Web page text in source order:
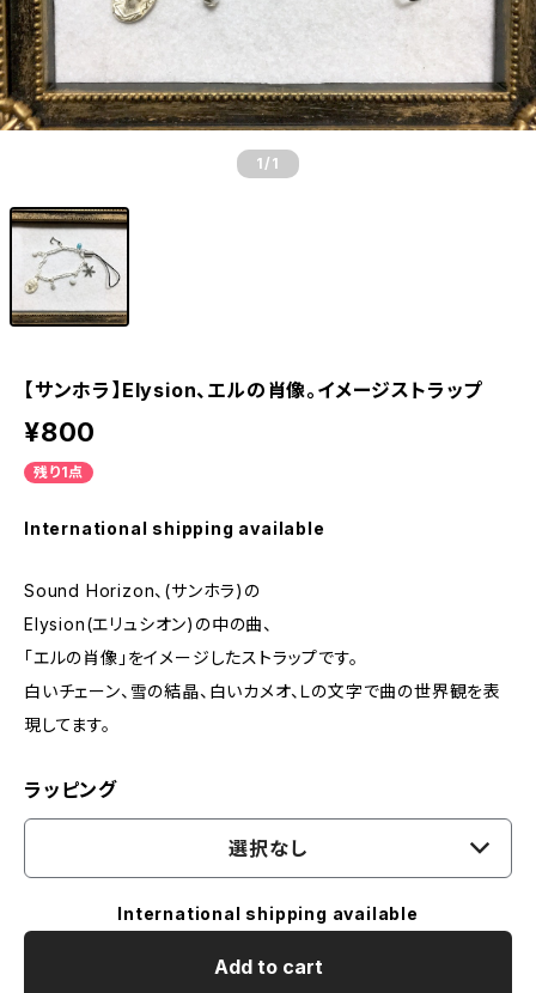
1 /1
【サンホラ】Elysion、エルの肖像。イメージストラップ
¥800
残り1点
International shipping available
Sound Horizon、(サンホラ)の
Elysion(エリュシオン)の中の曲、
「エルの肖像」をイメージしたストラップです。
白いチェーン、雪の結晶、白いカメオ、Ｌの文字で曲の世界観を表
現してます。
ラッピング
選択なし
International shipping available
Add to cart